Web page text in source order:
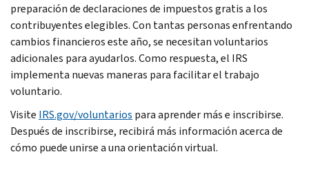
preparación de declaraciones de impuestos gratis a los
contribuyentes elegibles. Con tantas personas enfrentando
cambios financieros este año, se necesitan voluntarios
adicionales para ayudarlos. Como respuesta, el IRS
implementa nuevas maneras para facilitar el trabajo
voluntario.
Visite IRS.gov/voluntarios para aprender más e inscribirse.
Después de inscribirse, recibirá más información acerca de
cómo puede unirse a una orientación virtual.